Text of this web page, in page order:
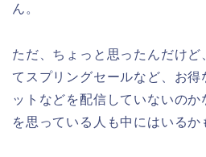
ん。
ただ、ちょっと思ったんだけど
てスプリングセールなど、お得
ットなどを配信していないのか
を思っている人も中にはいるか